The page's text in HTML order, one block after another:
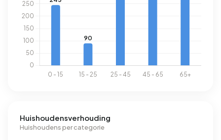
Huishoudensverhouding
Huishoudens per categorie